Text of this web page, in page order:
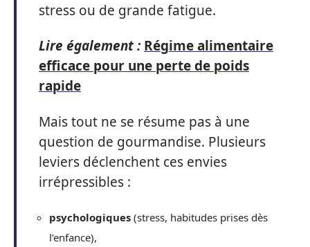
stress ou de grande fatigue.
Lire également : Régime alimentaire
efficace pour une perte de poids
rapide
Mais tout ne se résume pas à une
question de gourmandise. Plusieurs
leviers déclenchent ces envies
irrépressibles :
psychologiques (stress, habitudes prises dès
l’enfance),